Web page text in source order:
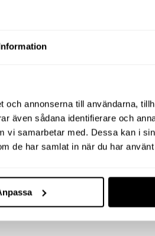
annonserna till användarna,
även sådana identifierare och
vi samarbetar med. Dessa kan i
de har samlat in när du har